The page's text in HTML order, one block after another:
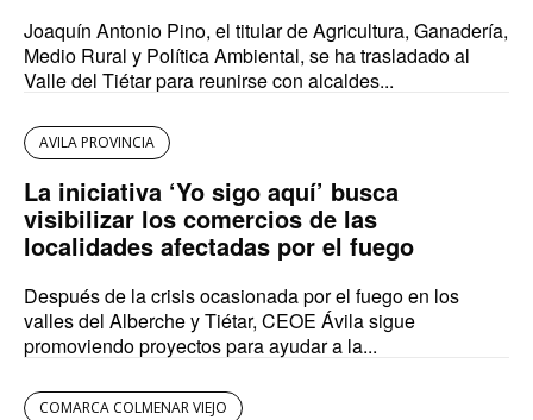
Joaquín Antonio Pino, el titular de Agricultura, Ganadería,
Medio Rural y Política Ambiental, se ha trasladado al
Valle del Tiétar para reunirse con alcaldes...
AVILA PROVINCIA
La iniciativa ‘Yo sigo aquí’ busca
visibilizar los comercios de las
localidades afectadas por el fuego
Después de la crisis ocasionada por el fuego en los
valles del Alberche y Tiétar, CEOE Ávila sigue
promoviendo proyectos para ayudar a la...
COMARCA COLMENAR VIEJO